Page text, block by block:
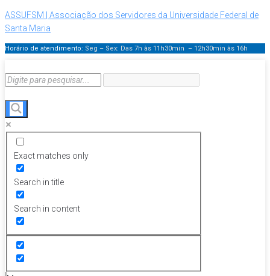
ASSUFSM | Associação dos Servidores da Universidade Federal de
Santa Maria
Horário de atendimento: Seg – Sex: Das 7h às 11h30min – 12h30min às 16h
Exact matches only
Search in title
Search in content